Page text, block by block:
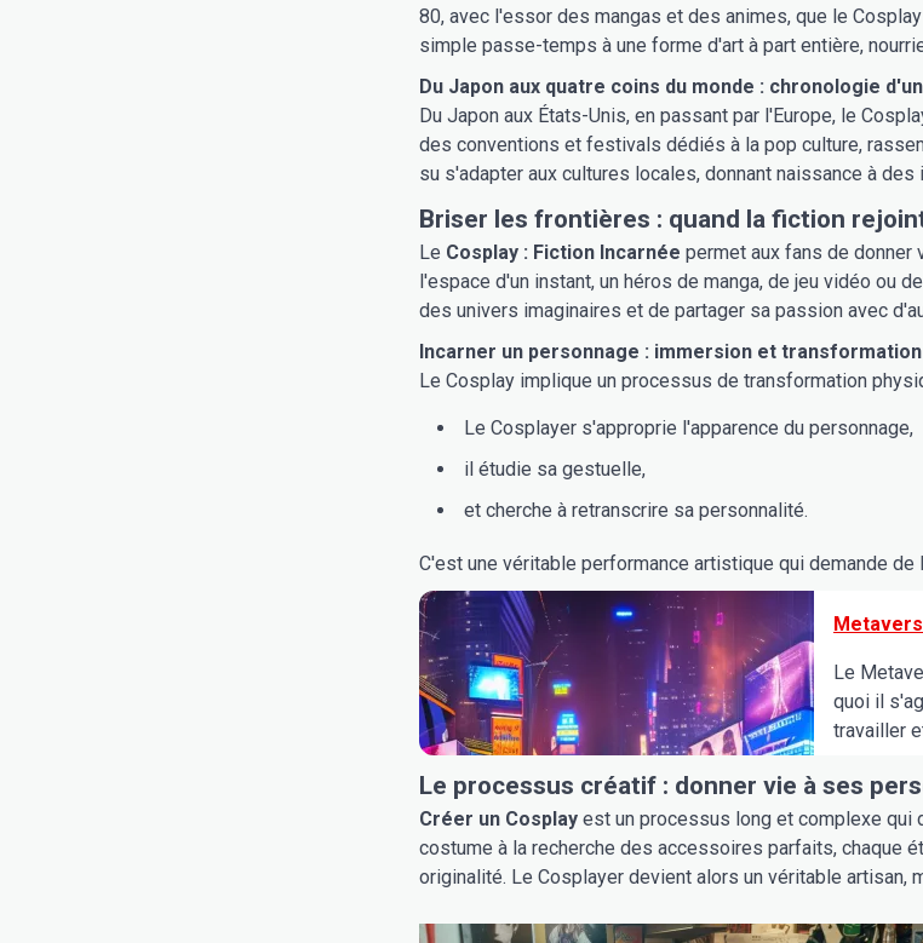
80, avec l'essor des mangas et des animes, que le
simple passe-temps à une forme d'art à part entière,
Du Japon aux quatre coins du monde : chronologie
Du Japon aux États-Unis, en passant par l'Europe, le
des conventions et festivals dédiés à la pop culture,
su s'adapter aux cultures locales, donnant naissance à
Briser les frontières : quand la fiction
Le Cosplay : Fiction Incarnée permet aux fans de donner
l'espace d'un instant, un héros de manga, de jeu vidéo ou
des univers imaginaires et de partager sa passion avec
Incarner un personnage : immersion et transformation
Le Cosplay implique un processus de transformation
Le Cosplayer s'approprie l'apparence du personnage,
il étudie sa gestuelle,
et cherche à retranscrire sa personnalité.
C'est une véritable performance artistique qui demande
Le
quoi il
travailler
Le processus créatif : donner vie à ses
Créer un Cosplay est un processus long et complexe qui
costume à la recherche des accessoires parfaits, chaque
originalité. Le Cosplayer devient alors un véritable